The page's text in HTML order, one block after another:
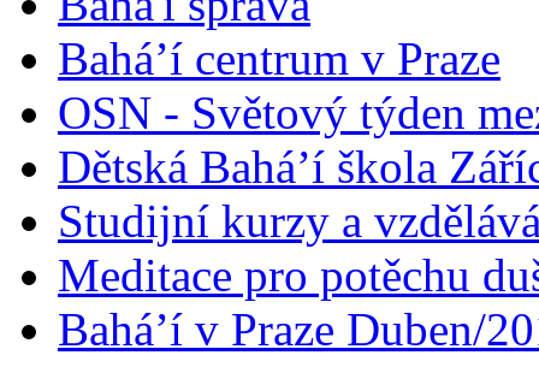
Bahá’í centrum v Praze
OSN - Světový týden
Dětská Bahá’í škola
Studijní kurzy a
Meditace pro potěchu
Bahá’í v Praze Duben/